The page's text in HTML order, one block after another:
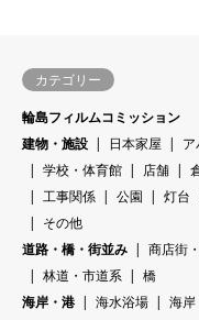
カテゴリー
輪島フィルムコミッション
建物・施設
日本家屋
学校・体育館
店舗
工事関係
公園 灯台
その他
道路・橋・街並み
商店街
林道・市道系
橋
海岸・港
海水浴場 海岸